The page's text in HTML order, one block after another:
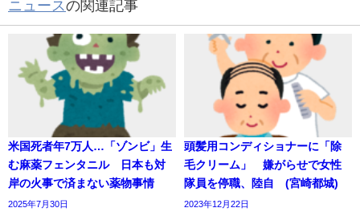
ニュースの関連記事
米国死者年7万人…「ゾンビ」生
む麻薬フェンタニル 日本も対
岸の火事で済まない薬物事情
2025年7月30日
頭髪用コンディショナーに「除
毛クリーム」 嫌がらせで女性
隊員を停職、陸自 (宮崎都城)
2023年12月22日